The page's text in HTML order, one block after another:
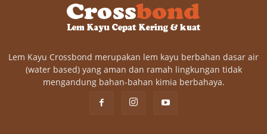
Lem Kayu Crossbond merupakan lem kayu berbahan dasar air
(water based) yang aman dan ramah lingkungan tidak
mengandung bahan-bahan kimia berbahaya.